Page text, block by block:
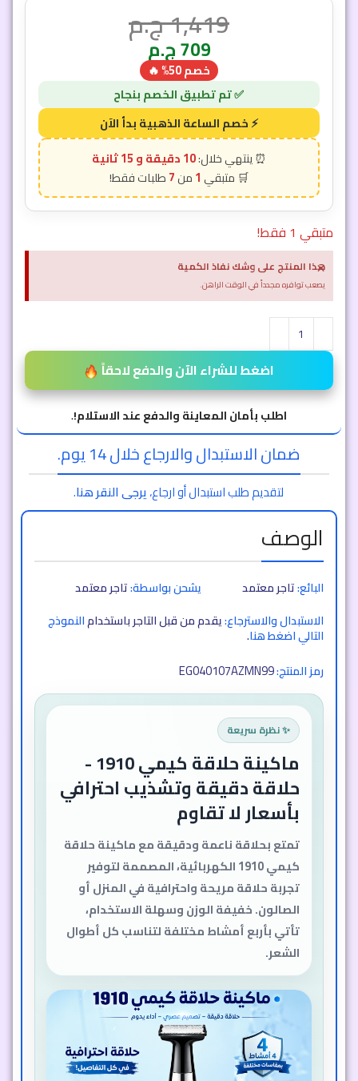
1,419ج.م
709ج.م
خصم 50% 🔥
10 دقيقة و 12 ثانية
1
7
متبقي 1 فقط!
هذا المنتج على وشك نفاذ الكمية
يصعب توافره مجدداً في الوقت الراهن.
×
اضغط للشراء الآن والدفع لاحقاً
اطلب بأمان المعاينة والدفع عند الاستلام!.
ضمان الاستبدال والارجاع خلال 14 يوم.
لتقديم طلب استبدال أو ارجاع،يرجى النقر هنا.
الوصف
البائع:تاجر معتمد يشحن بواسطة:تاجر معتمد
الاستبدال والاسترجاع:يقدم من قبل التاجر باستخدامالنموذج
التالي اضغط هنا.
رمز المنتج:EG040107AZMN99
✨ نظرة سريعة
ماكينة حلاقة كيمي 1910 -
حلاقة دقيقة وتشذيب احترافي
بأسعار لا تقاوم
تمتع بحلاقة ناعمة ودقيقة مع ماكينة حلاقة
كيمي 1910 الكهربائية، المصممة لتوفير
تجربة حلاقة مريحة واحترافية في المنزل أو
الصالون. خفيفة الوزن وسهلة الاستخدام،
تأتي بأربع أمشاط مختلفة لتناسب كل أطوال
الشعر.